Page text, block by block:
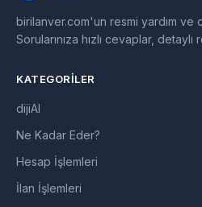
birilanver.com'un resmi yardım ve
Sorularınıza hızlı cevaplar,
KATEGORILER
dijiAI
Ne Kadar Eder?
Hesap İşlemleri
İlan İşlemleri